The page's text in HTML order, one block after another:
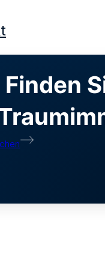
Finden